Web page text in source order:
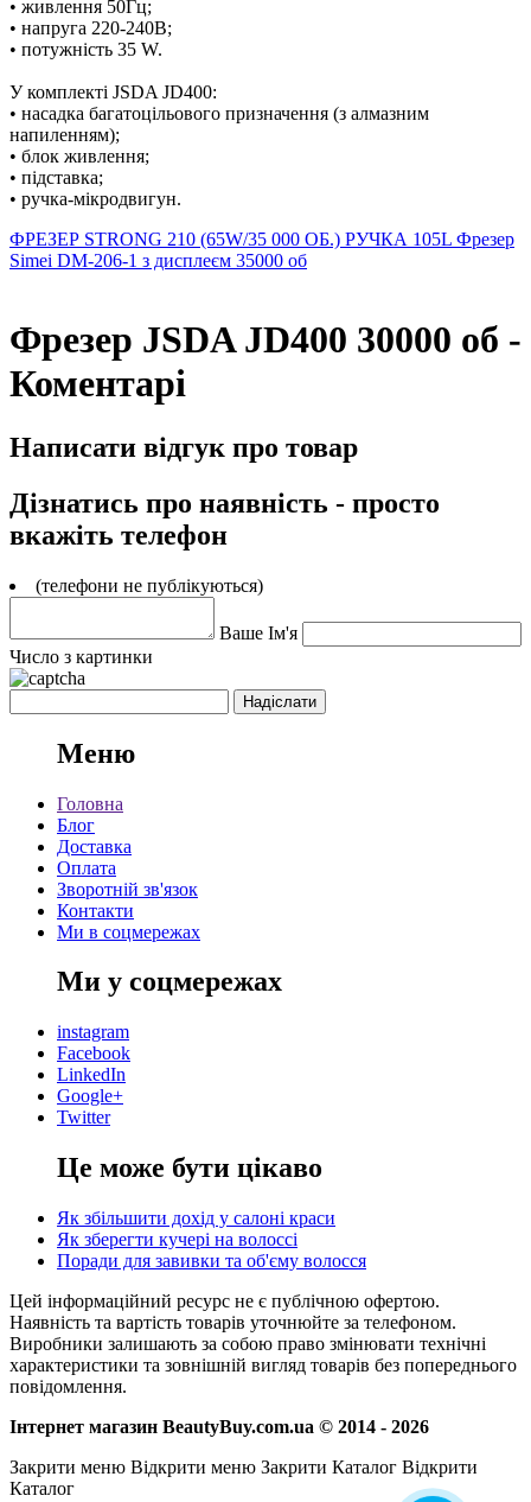
• живлення 50Гц;
• напруга 220-240В;
• потужність 35 W.
У комплекті JSDA JD400:
• насадка багатоцільового призначення (з алмазним
напиленням);
• блок живлення;
• підставка;
• ручка-мікродвигун.
ФРЕЗЕР STRONG 210 (65W/35 000 ОБ.) РУЧКА 105L Фрезер
Simei DM-206-1 з дисплеєм 35000 об
Фрезер JSDA JD400 30000 об -
Коментарі
Написати відгук про товар
Дізнатись про наявність - просто
вкажіть телефон
(телефони не публікуються)
Ваше Ім'я
Число з картинки
Меню
Головна
Блог
Доставка
Оплата
Зворотній зв'язок
Контакти
Ми в соцмережах
Ми у соцмережах
instagram
Facebook
LinkedIn
Google+
Twitter
Це може бути цікаво
Як збільшити дохід у салоні краси
Як зберегти кучері на волоссі
Поради для завивки та об'єму волосся
Цей інформаційний ресурс не є публічною офертою.
Наявність та вартість товарів уточнюйте за телефоном.
Виробники залишають за собою право змінювати технічні
характеристики та зовнішній вигляд товарів без попереднього
повідомлення.
Інтернет магазин BeautyBuy.com.ua © 2014 - 2026
Закрити меню Відкрити меню Закрити Каталог Відкрити
Каталог